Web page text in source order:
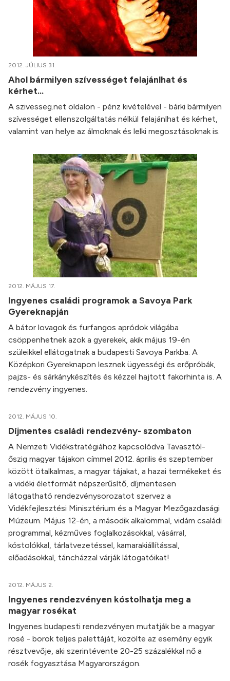
2012. JÚLIUS 31.
Ahol bármilyen szívességet felajánlhat és
kérhet...
A szivesseg.net oldalon - pénz kivételével - bárki bármilyen
szívességet ellenszolgáltatás nélkül felajánlhat és kérhet,
valamint van helye az álmoknak és lelki megosztásoknak is.
2012. MÁJUS 17.
Ingyenes családi programok a Savoya Park
Gyereknapján
A bátor lovagok és furfangos apródok világába
csöppenhetnek azok a gyerekek, akik május 19-én
szüleikkel ellátogatnak a budapesti Savoya Parkba. A
Középkori Gyereknapon lesznek ügyességi és erőpróbák,
pajzs- és sárkánykészítés és kézzel hajtott fakörhinta is. A
rendezvény ingyenes.
2012. MÁJUS 10.
Díjmentes családi rendezvény- szombaton
A Nemzeti Vidékstratégiához kapcsolódva Tavasztól-
őszig magyar tájakon címmel 2012. április és szeptember
között ötalkalmas, a magyar tájakat, a hazai termékeket és
a vidéki életformát népszerűsítő, díjmentesen
látogatható rendezvénysorozatot szervez a
Vidékfejlesztési Minisztérium és a Magyar Mezőgazdasági
Múzeum. Május 12-én, a második alkalommal, vidám családi
programmal, kézműves foglalkozásokkal, vásárral,
kóstolókkal, tárlatvezetéssel, kamarakiállítással,
előadásokkal, táncházzal várják látogatóikat!
2012. MÁJUS 2.
Ingyenes rendezvényen kóstolhatja meg a
magyar rosékat
Ingyenes budapesti rendezvényen mutatják be a magyar
rosé - borok teljes palettáját, közölte az esemény egyik
résztvevője, aki szerintévente 20-25 százalékkal nő a
rosék fogyasztása Magyarországon.